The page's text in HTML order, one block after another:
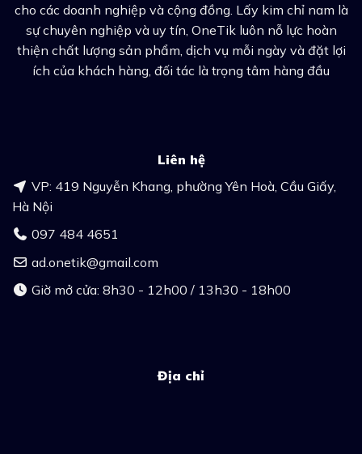
cho các doanh nghiệp và cộng đồng. Lấy kim chỉ nam là
sự chuyên nghiệp và uy tín, OneTik luôn nỗ lực hoàn
thiện chất lượng sản phẩm, dịch vụ mỗi ngày và đặt lợi
ích của khách hàng, đối tác là trọng tâm hàng đầu
Liên hệ
VP: 419 Nguyễn Khang, phường Yên Hoà, Cầu Giấy,
Hà Nội
097 484 4651
ad.onetik@gmail.com
Giờ mở cửa: 8h30 - 12h00 / 13h30 - 18h00
Địa chỉ